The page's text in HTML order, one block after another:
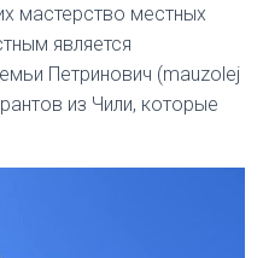
мастерство местных
является
Петринович (mauzolej
из Чили, которые